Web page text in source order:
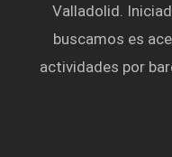
Valladolid.
buscamos es
actividades por